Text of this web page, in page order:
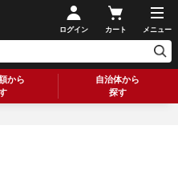
ログイン カート メニュー
から
自治体から
探す